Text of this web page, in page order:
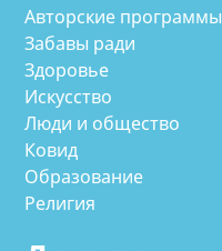
Авторские программы
Забавы ради
Здоровье
Искусство
Люди и общество
Ковид
Образование
Религия